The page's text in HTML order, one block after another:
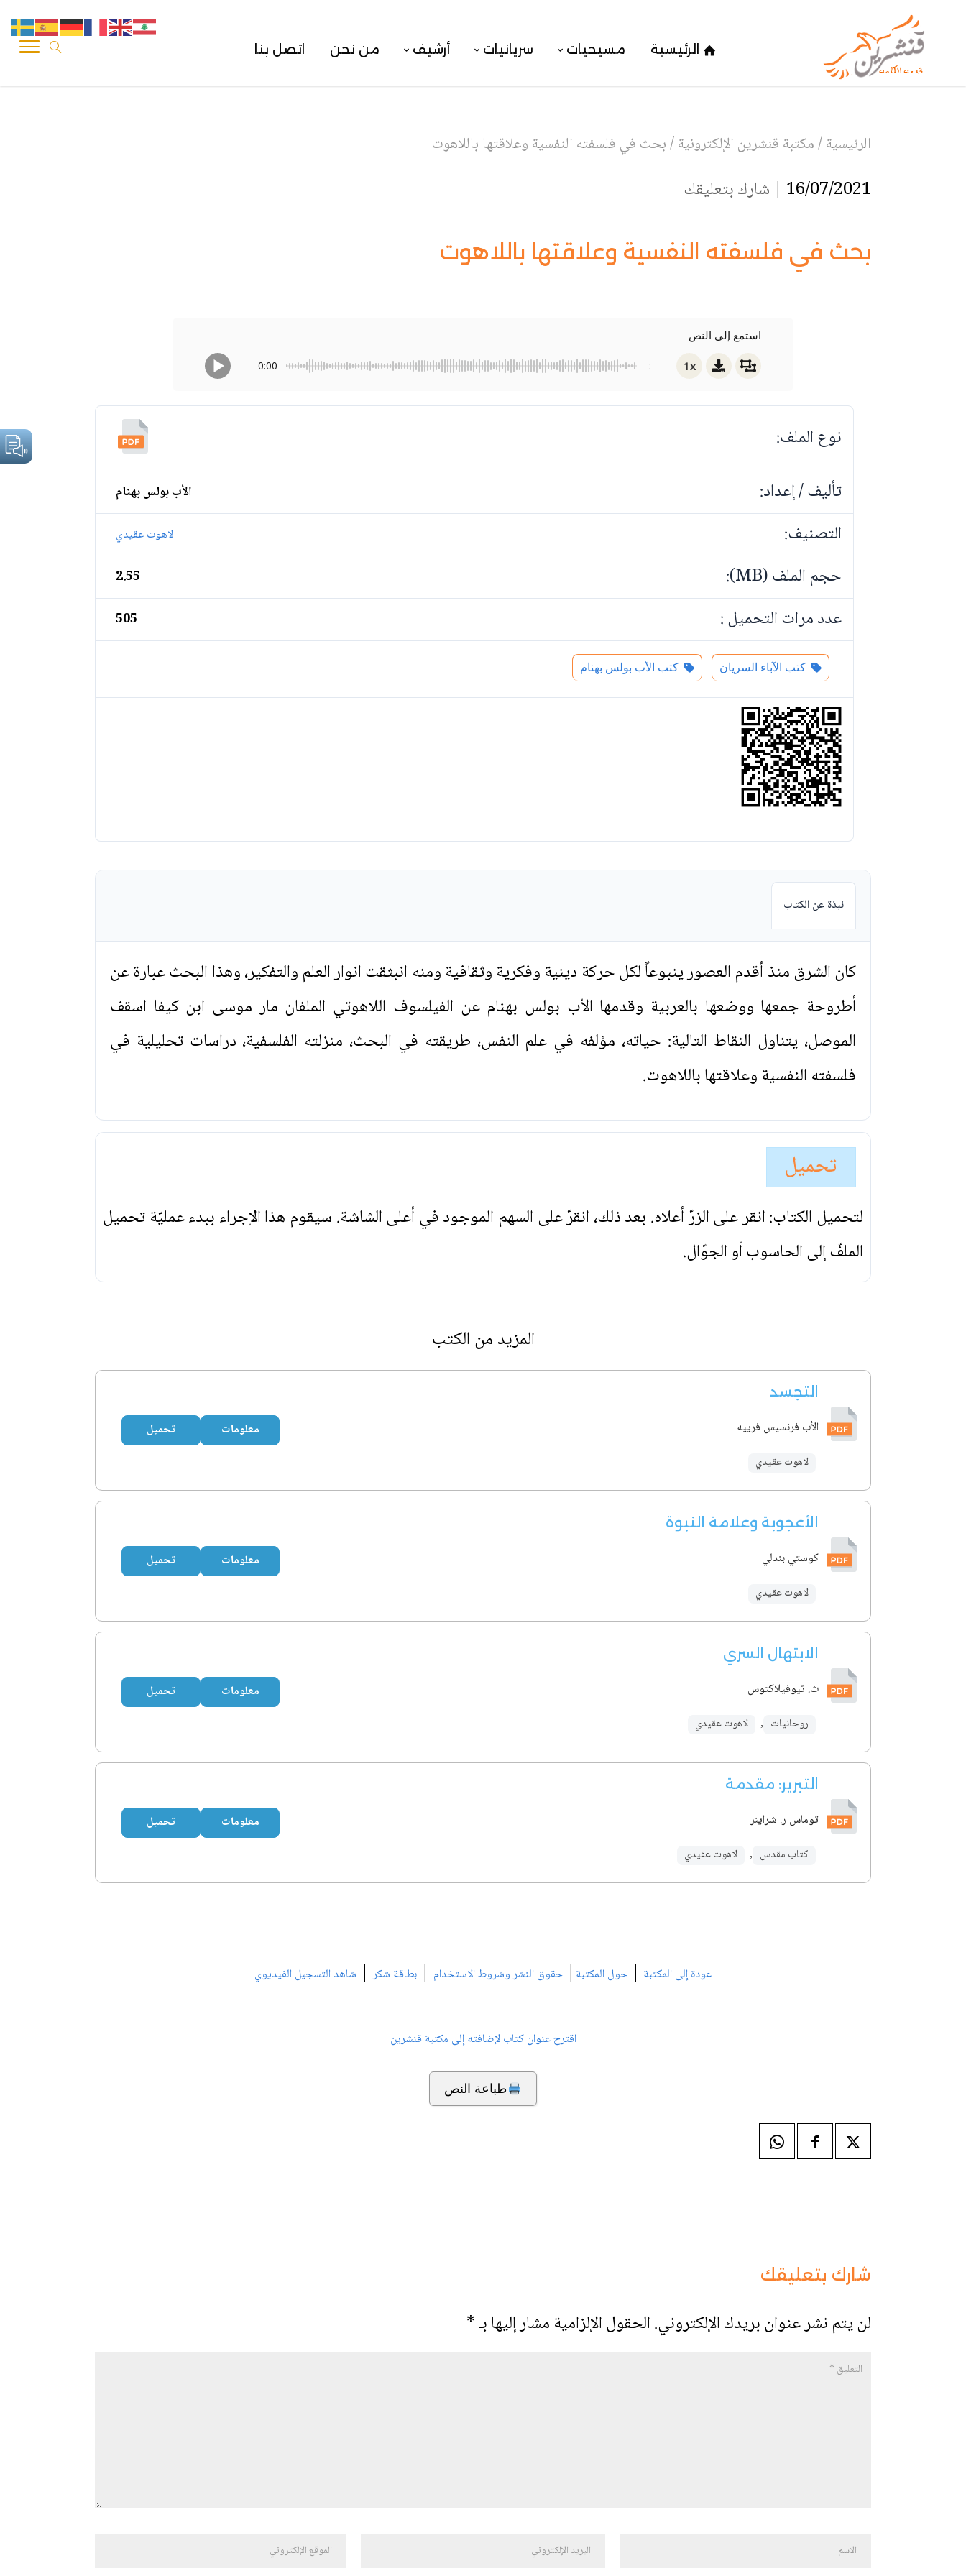
الرئيسية مسيحيات سريانيات أرشيف من نحن اتصل بنا
الرئيسية/مكتبة قنشرين الإلكترونية/بحث في فلسفته النفسية وعلاقتها باللاهوت
16/07/2021 | شارك بتعليقك
بحث في فلسفته النفسية وعلاقتها باللاهوت
استمع إلى النص
0:00 -:-- 1x
نوع الملف:
تأليف / إعداد:
الأب بولس بهنام
التصنيف: لاهوت عقيدي
حجم الملف (MB): 2.55
عدد مرات التحميل : 505
كتب الآباء السريان كتب الأب بولس بهنام
نبذة عن الكتاب
كان الشرق منذ أقدم العصور ينبوعاً لكل حركة دينية وفكرية وثقافية ومنه انبثقت انوار العلم والتفكير، وهذا البحث عبارة عن
أطروحة جمعها ووضعها بالعربية وقدمها الأب بولس بهنام عن الفيلسوف اللاهوتي الملفان مار موسى ابن كيفا اسقف
الموصل، يتناول النقاط التالية: حياته، مؤلفه في علم النفس، طريقته في البحث، منزلته الفلسفية، دراسات تحليلية في
فلسفته النفسية وعلاقتها باللاهوت.
تحميل
لتحميل الكتاب: انقر على الزرّ أعلاه. بعد ذلك، انقرّ على السهم الموجود في أعلى الشاشة. سيقوم هذا الإجراء ببدء عمليّة تحميل
الملفّ إلى الحاسوب أو الجوّال.
المزيد من الكتب
التجسد
الأب فرنسيس فرييه
لاهوت عقيدي
معلومات تحميل
الأعجوبة وعلامة النبوة
كوستي بندلي
لاهوت عقيدي
معلومات تحميل
الابتهال السري
ث. ثيوفيلاكتوس
روحانيات , لاهوت عقيدي
معلومات تحميل
التبرير: مقدمة
توماس ر. شراينر
كتاب مقدس , لاهوت عقيدي
معلومات تحميل
عودة إلى المكتبة | حول المكتبة | حقوق النشر وشروط الاستخدام | بطاقة شكر| شاهد التسجيل الفيديوي
اقترح عنوان كتاب لإضافته إلى مكتبة قنشرين
طباعة النص
شارك بتعليقك
لن يتم نشر عنوان بريدك الإلكتروني.الحقول الإلزامية مشار إليها بـ*